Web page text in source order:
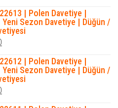
fiyat:
₺ 345,00.
22613 | Polen Davetiye |
Sezon Davetiye | Düğün /
fiyat:
₺ 316,00.
22612 | Polen Davetiye |
Sezon Davetiye | Düğün /